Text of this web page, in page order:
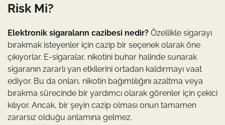
Risk Mi?
Elektronik sigaraların cazibesi nedir? Özellikle sigarayı
bırakmak isteyenler için cazip bir seçenek olarak öne
çıkıyorlar. E-sigaralar, nikotini buhar halinde sunarak
sigaranın zararlı yan etkilerini ortadan kaldırmayı vaat
ediyor. Bu da onları, nikotin bağımlılığını azaltma veya
bırakma sürecinde bir yardımcı olarak görenler için çekici
kılıyor. Ancak, bir şeyin cazip olması onun tamamen
zararsız olduğu anlamına gelmez.